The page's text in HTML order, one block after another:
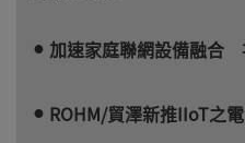
加速家庭聯網設備融合
ROHM/貿澤新推IIoT之